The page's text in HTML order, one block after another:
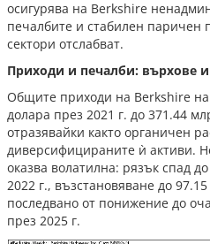
осигурява на Berkshire
печалбите и стабилен паричен
сектори отслабват.
Приходи и печалби: върхове
Общите приходи на Berkshire
долара през 2021 г. до 371.44
отразявайки както органичен
диверсифицираните ѝ активи.
оказва волатилна: рязък спад
2022 г., възстановяване до
последвано от понижение до
през 2025 г.